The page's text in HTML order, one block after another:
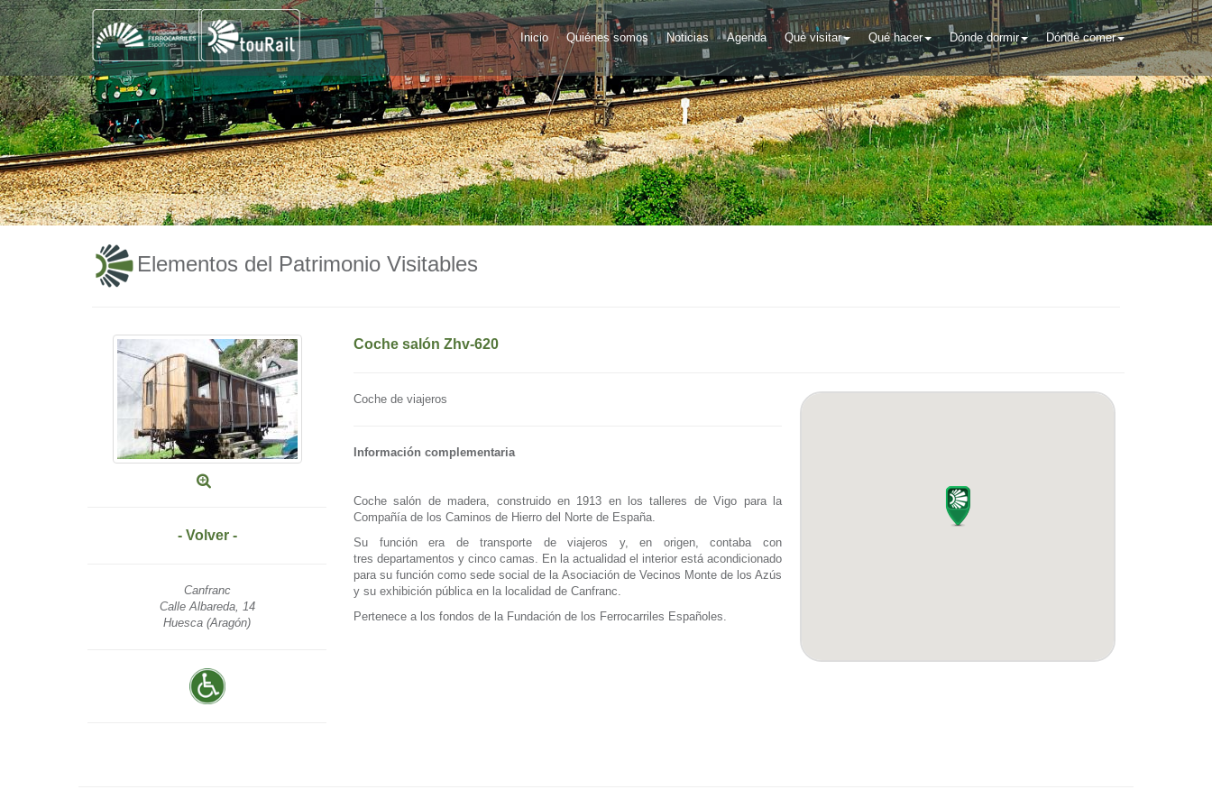
Inicio Quiénes somos Noticias Agenda Qué visitar Qué hacer Dónde dormir Dónde comer
Elementos del Patrimonio Visitables
- Volver -
Canfranc
Calle Albareda, 14
Huesca (Aragón)
Coche salón Zhv-620
Coche de viajeros
Información complementaria
Coche salón de madera, construido en 1913 en los talleres de Vigo para la
Compañía de los Caminos de Hierro del Norte de España.
Su función era de transporte de viajeros y, en origen, contaba con
tres departamentos y cinco camas. En la actualidad el interior está acondicionado
para su función como sede social de la Asociación de Vecinos Monte de los Azús
y su exhibición pública en la localidad de Canfranc.
Pertenece a los fondos de la Fundación de los Ferrocarriles Españoles.